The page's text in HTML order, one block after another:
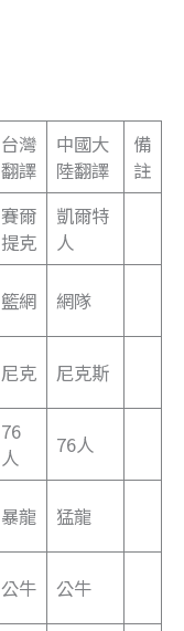
台灣
翻譯
中國大
陸翻譯
備
註
賽爾
提克
凱爾特
人
籃網 網隊
尼克 尼克斯
76
人
76人
暴龍 猛龍
公牛 公牛